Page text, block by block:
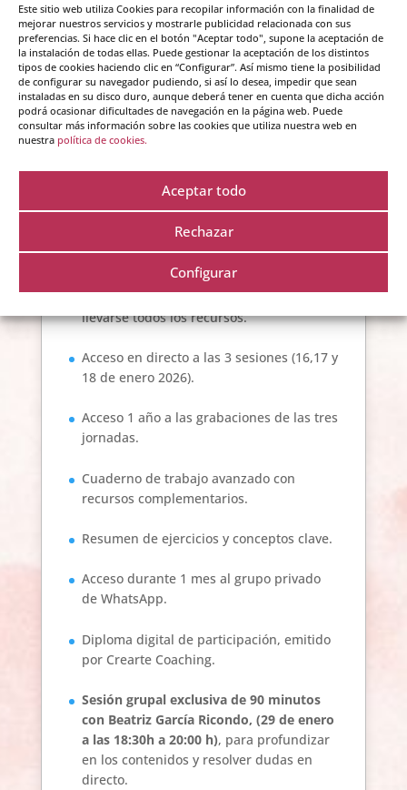
Este sitio web utiliza Cookies para recopilar información con la finalidad de
mejorar nuestros servicios y mostrarle publicidad relacionada con sus
preferencias. Si hace clic en el botón "Aceptar todo", supone la aceptación de
la instalación de todas ellas. Puede gestionar la aceptación de los distintos
tipos de cookies haciendo clic en “Configurar”. Así mismo tiene la posibilidad
de configurar su navegador pudiendo, si así lo desea, impedir que sean
instaladas en su disco duro, aunque deberá tener en cuenta que dicha acción
podrá ocasionar dificultades de navegación en la página web. Puede
consultar más información sobre las cookies que utiliza nuestra web en
nuestra política de cookies.
Aceptar todo
Rechazar
Configurar
Acceso VIP
La Trans-formación de Crearte
297 €
Para quienes quieren vivir la experiencia
completa y transformadora de Crearte y
llevarse todos los recursos.
Acceso en directo a las 3 sesiones (16,17 y
18 de enero 2026).
Acceso 1 año a las grabaciones de las tres
jornadas.
Cuaderno de trabajo avanzado con
recursos complementarios.
Resumen de ejercicios y conceptos clave.
Acceso durante 1 mes al grupo privado
de WhatsApp.
Diploma digital de participación, emitido
por Crearte Coaching.
Sesión grupal exclusiva de 90 minutos
con Beatriz García Ricondo, (29 de enero
a las 18:30h a 20:00 h), para profundizar
en los contenidos y resolver dudas en
directo.